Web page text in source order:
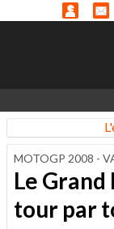
MOTOGP 2008 -
Le
tour par